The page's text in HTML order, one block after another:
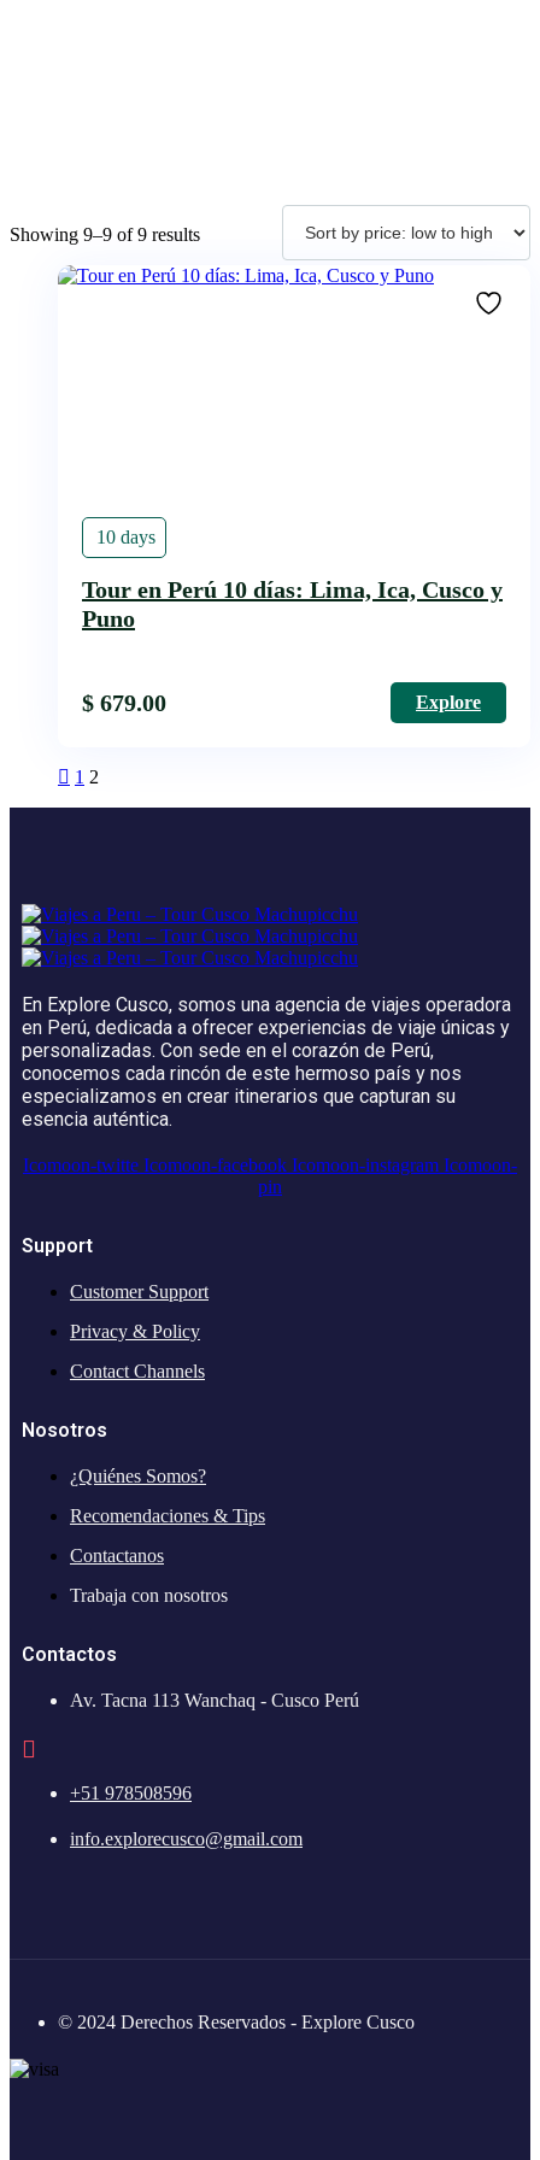
Showing 9–9 of 9 resultsSorted
price:
10 days
Tour en Perú 10 días: Lima, Ica, Cusco y
Puno
$ 679.00 Explore
1 2
En Explore Cusco, somos una agencia de viajes operadora
en Perú, dedicada a ofrecer experiencias de viaje únicas y
personalizadas. Con sede en el corazón de Perú,
conocemos cada rincón de este hermoso país y nos
especializamos en crear itinerarios que capturan su
esencia auténtica.
Icomoon-twitte Icomoon-facebook Icomoon-instagram Icomoon-
pin
Support
Customer Support
Privacy & Policy
Contact Channels
Nosotros
¿Quiénes Somos?
Recomendaciones & Tips
Contactanos
Trabaja con nosotros
Contactos
Av. Tacna 113 Wanchaq - Cusco Perú
+51 978508596
info.explorecusco@gmail.com
© 2024 Derechos Reservados - Explore Cusco